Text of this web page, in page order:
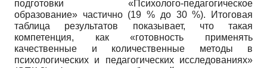
подготовки «Психолого-педагогическое
образование» частично (19 % до 30 %). Итоговая
таблица результатов показывает, что такая
компетенция, как «готовность применять
качественные и количественные методы в
психологических и педагогических исследованиях»